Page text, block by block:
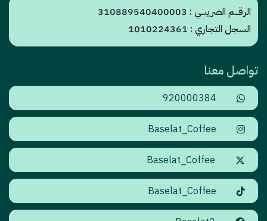
الرقـــم الضريبــي : 310889540400003
السجل التجاري : 1010224361
تواصل معنا
920000384
Baselat_Coffee
Baselat_Coffee
Baselat_Coffee